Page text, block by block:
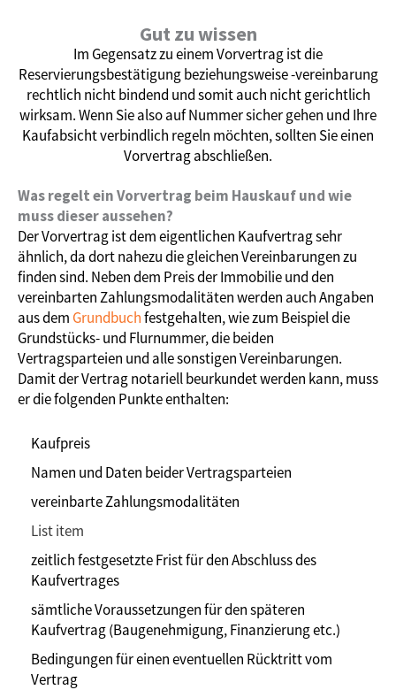
Gut zu wissen
Im Gegensatz zu einem Vorvertrag ist die
Reservierungsbestätigung beziehungsweise -vereinbarung
rechtlich nicht bindend und somit auch nicht gerichtlich
wirksam. Wenn Sie also auf Nummer sicher gehen und Ihre
Kaufabsicht verbindlich regeln möchten, sollten Sie einen
Vorvertrag abschließen.
Was regelt ein Vorvertrag beim Hauskauf und wie
muss dieser aussehen?
Der Vorvertrag ist dem eigentlichen Kaufvertrag sehr
ähnlich, da dort nahezu die gleichen Vereinbarungen zu
finden sind. Neben dem Preis der Immobilie und den
vereinbarten Zahlungsmodalitäten werden auch Angaben
aus dem Grundbuchfestgehalten, wie zum Beispiel die
Grundstücks- und Flurnummer, die beiden
Vertragsparteien und alle sonstigen Vereinbarungen.
Damit der Vertrag notariell beurkundet werden kann, muss
er die folgenden Punkte enthalten:
Kaufpreis
Namen und Daten beider Vertragsparteien
vereinbarte Zahlungsmodalitäten
List item
zeitlich festgesetzte Frist für den Abschluss des
Kaufvertrages
sämtliche Voraussetzungen für den späteren
Kaufvertrag (Baugenehmigung, Finanzierung etc.)
Bedingungen für einen eventuellen Rücktritt vom
Vertrag